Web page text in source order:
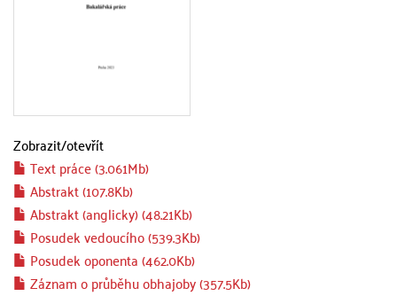
Zobrazit/otevřít
Text práce (3.061Mb)
Abstrakt (107.8Kb)
Abstrakt (anglicky) (48.21Kb)
Posudek vedoucího (539.3Kb)
Posudek oponenta (462.0Kb)
Záznam o průběhu obhajoby (357.5Kb)